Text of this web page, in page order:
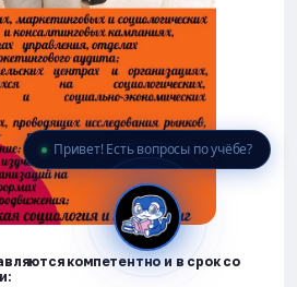
Привет! Есть вопросы по учёбе?
компетентно и в срок со